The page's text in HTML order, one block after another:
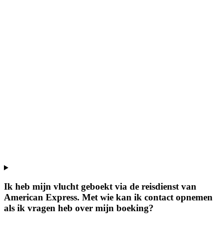
Ik heb mijn vlucht geboekt via de reisdienst van
American Express. Met wie kan ik contact opnemen
als ik vragen heb over mijn boeking?